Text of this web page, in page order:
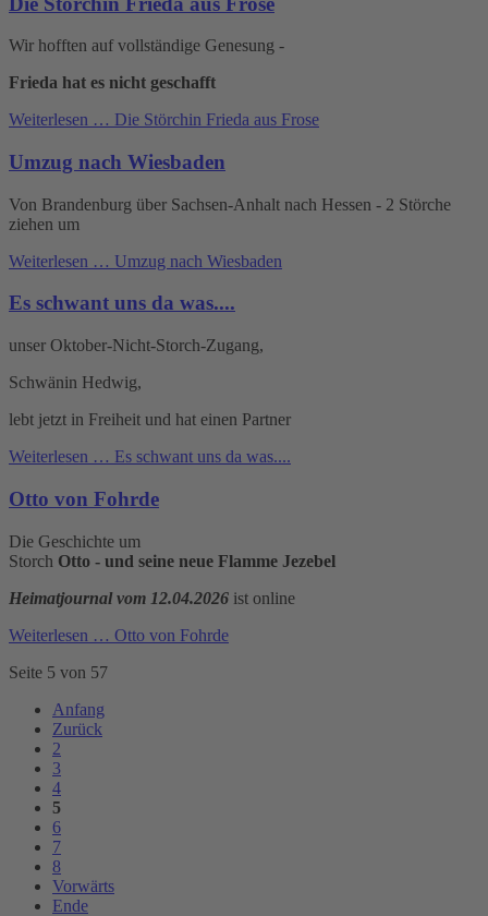
Wir hofften auf vollständige Genesung -
Frieda hat es nicht geschafft
Weiterlesen … Die Störchin Frieda aus Frose
Umzug nach Wiesbaden
Von Brandenburg über Sachsen-Anhalt nach Hessen - 2 Störche
ziehen um
Weiterlesen … Umzug nach Wiesbaden
Es schwant uns da was....
unser Oktober-Nicht-Storch-Zugang,
Schwänin Hedwig,
lebt jetzt in Freiheit und hat einen Partner
Weiterlesen … Es schwant uns da was....
Otto von Fohrde
Die Geschichte um
Storch Otto - und seine neue Flamme Jezebel
Heimatjournal vom 12.04.2026 ist online
Weiterlesen … Otto von Fohrde
Seite 5 von 57
Anfang
Zurück
2
3
4
5
6
7
8
Vorwärts
Ende